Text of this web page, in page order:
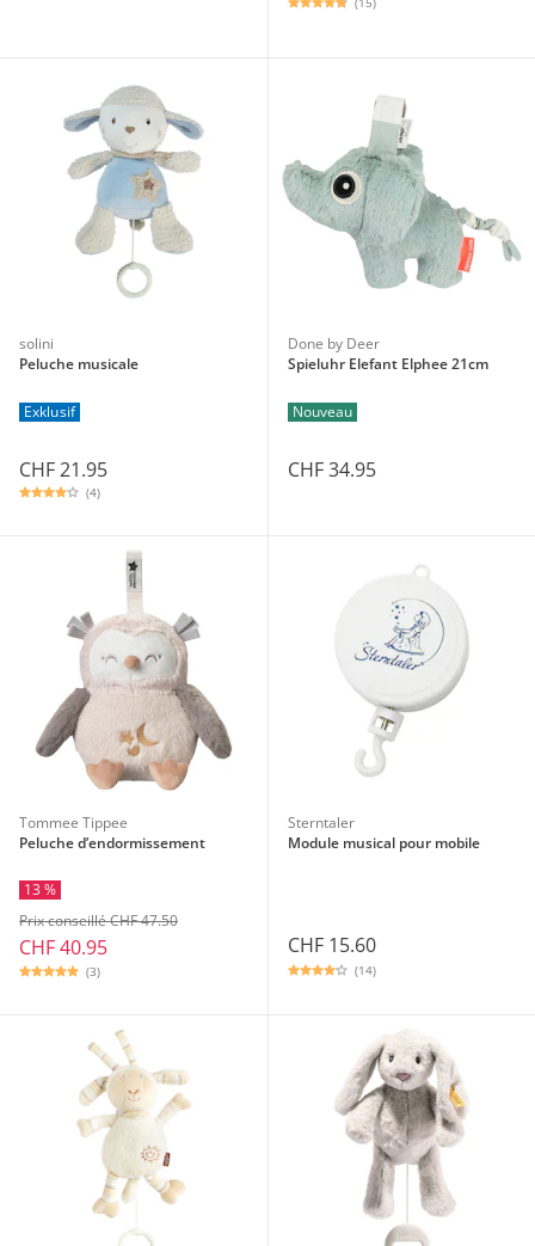
solini
Peluche musicale
Exklusif
CHF 21.95
(4)
Done by Deer
Spieluhr Elefant Elphee 21cm
Nouveau
CHF 34.95
Tommee Tippee
Peluche d’endormissement
13 %
CHF 40.95
Prix conseillé CHF 47.50
(3)
Sterntaler
Module musical pour mobile
CHF 15.60
(14)